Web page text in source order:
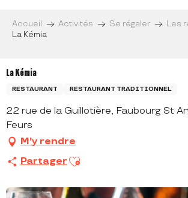
Accueil Activités Se régaler
Les
La Kémia
La Kémia
RESTAURANT RESTAURANT TRADITIONNEL
22 rue de la Guillotière, Faubourg St
Feurs
M'y rendre
Partager Ajouter aux favoris